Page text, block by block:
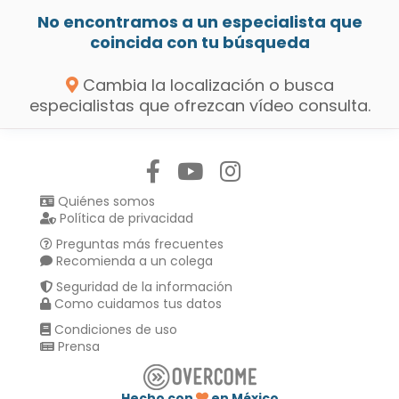
No encontramos a un especialista que
coincida con tu búsqueda
Cambia la localización o busca
especialistas que ofrezcan vídeo consulta.
Quiénes somos
Política de privacidad
Preguntas más frecuentes
Recomienda a un colega
Seguridad de la información
Como cuidamos tus datos
Condiciones de uso
Prensa